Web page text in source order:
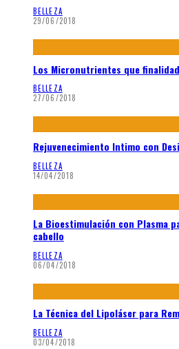
BELLEZA
29/06/2018
Los Micronutrientes que
BELLEZA
27/06/2018
Rejuvenecimiento Intimo con
BELLEZA
14/04/2018
La Bioestimulación con Plasma
cabello
BELLEZA
06/04/2018
La Técnica del Lipoláser para
BELLEZA
03/04/2018